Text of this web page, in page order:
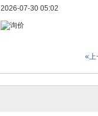
2026-07-30 05:02
«上